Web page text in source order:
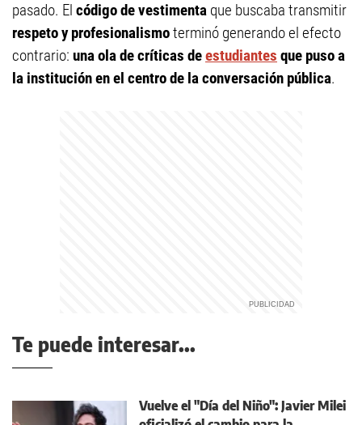
pasado. El código de vestimenta que buscaba transmitir
respeto y profesionalismoterminó generando el efecto
contrario: una ola de críticas deestudiantes que puso a
la institución en el centro de la conversación pública.
Te puede interesar...
Vuelve el "Día del Niño": Javier Milei